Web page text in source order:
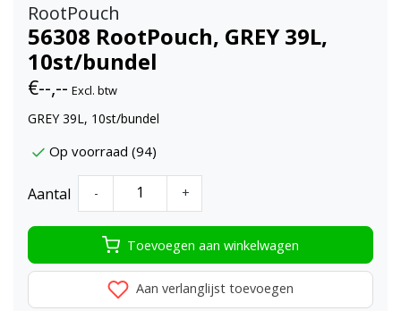
RootPouch
56308 RootPouch, GREY 39L,
10st/bundel
€--,-- Excl. btw
GREY 39L, 10st/bundel
Op voorraad (94)
Aantal - +
Toevoegen aan winkelwagen
Aan verlanglijst toevoegen